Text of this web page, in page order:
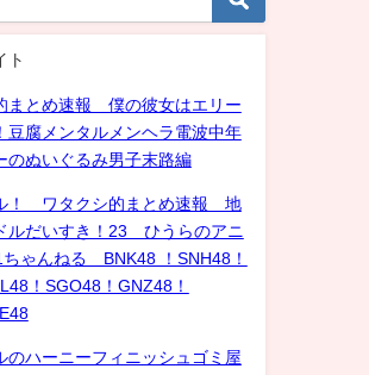
ト
まとめ速報 僕の彼女はエリー
豆腐メンタルメンヘラ電波中年
のぬいぐるみ男子末路編
！ ワタクシ的まとめ速報 地
ルだいすき！23 ひうらのアニ
ちゃんねる BNK48 ！SNH48！
！SGO48！GNZ48！
のハーニーフィニッシュゴミ屋